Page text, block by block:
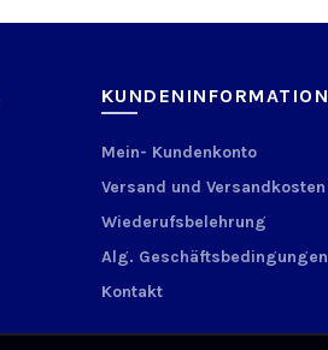
KUNDENINFORMATION
Mein- Kundenkonto
Versand und Versandkosten
Wiederufsbelehrung
Alg. Geschäftsbedingungen
Kontakt